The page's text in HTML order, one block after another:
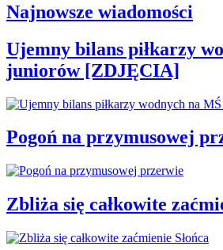
Najnowsze wiadomości
Ujemny bilans piłkarzy
juniorów [ZDJĘCIA]
Pogoń na przymusowej
Zbliża się całkowite